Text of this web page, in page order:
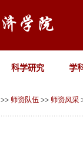
科学研究 学
>> 师资队伍 >> 师资风采